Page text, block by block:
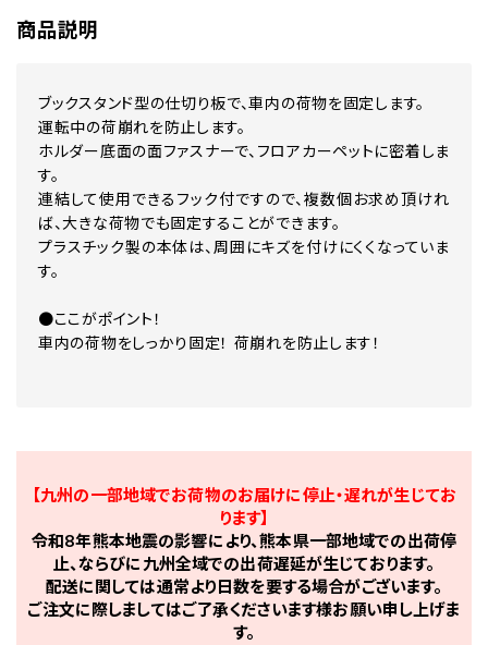
商品説明
ブックスタンド型の仕切り板で、車内の荷物を固定します。
運転中の荷崩れを防止します。
ホルダー底面の面ファスナーで、フロアカーペットに密着しま
す。
連結して使用できるフック付ですので、複数個お求め頂けれ
ば、大きな荷物でも固定することができます。
プラスチック製の本体は、周囲にキズを付けにくくなっていま
す。
●ここがポイント！
車内の荷物をしっかり固定！ 荷崩れを防止します！
【九州の一部地域でお荷物のお届けに停止・遅れが生じてお
ります】
令和8年熊本地震の影響により、熊本県一部地域での出荷停
止、ならびに九州全域での出荷遅延が生じております。
配送に関しては通常より日数を要する場合がございます。
ご注文に際しましてはご了承くださいます様お願い申し上げま
す。